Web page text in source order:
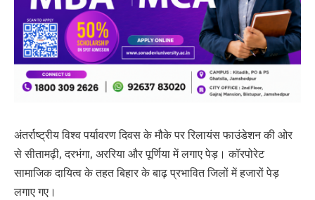
अंतर्राष्ट्रीय विश्व पर्यावरण दिवस के मौके पर रिलायंस फाउंडेशन की ओर
से सीतामढ़ी, दरभंगा, अररिया और पूर्णिया में लगाए पेड़। कॉरपोरेट
सामाजिक दायित्व के तहत बिहार के बाढ़ प्रभावित जिलों में हजारों पेड़
लगाए गए।